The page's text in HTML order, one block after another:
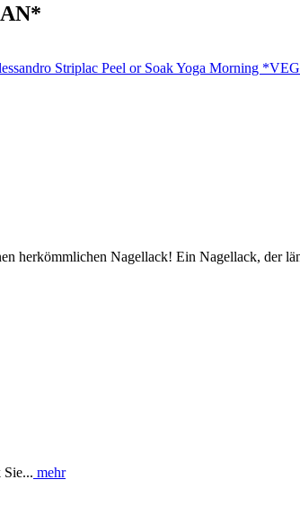
herkömmlichen Nagellack! Ein Nagellack, der
Sie... mehr